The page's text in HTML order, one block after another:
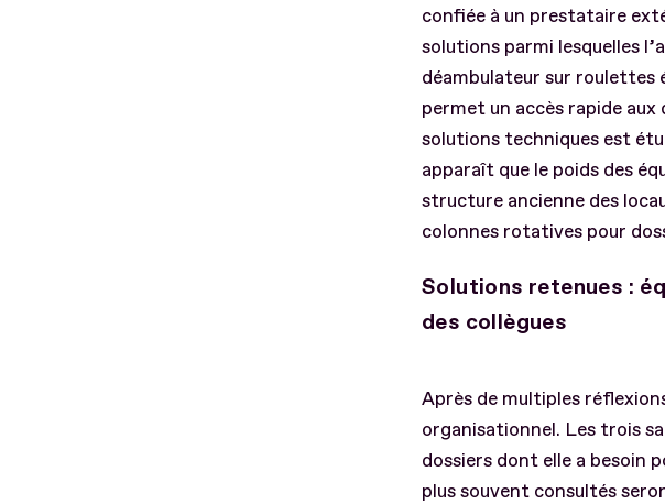
confiée à un prestataire
solutions parmi lesquelles
déambulateur sur roulettes
permet un accès rapide
solutions techniques est
apparaît que le poids des
structure ancienne des
colonnes rotatives pour
Solutions retenues :
des collègues
Après de multiples
organisationnel. Les trois
dossiers dont elle a besoin
plus souvent consultés